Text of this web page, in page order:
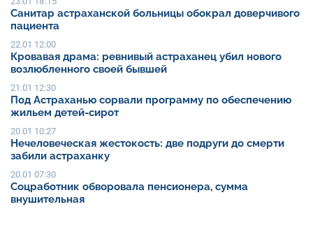
Санитар астраханской больницы обокрал доверчивого
пациента
22.01 12:00
Кровавая драма: ревнивый астраханец убил нового
возлюбленного своей бывшей
21.01 12:30
Под Астраханью сорвали программу по обеспечению
жильем детей-сирот
20.01 10:27
Нечеловеческая жестокость: две подруги до смерти
забили астраханку
20.01 07:30
Соцработник обворовала пенсионера, сумма
внушительная